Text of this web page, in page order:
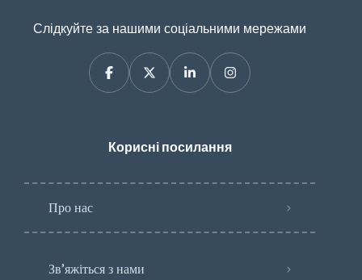
Слідкуйте за нашими соціальними мережами
Корисні посилання
Про нас
Зв’яжіться з нами